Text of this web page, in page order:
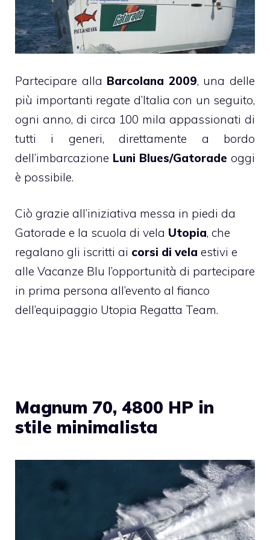
Partecipare alla Barcolana 2009, una delle
più importanti regate d’Italia con un seguito,
ogni anno, di circa 100 mila appassionati di
tutti i generi, direttamente a bordo
dell’imbarcazione Luni Blues/Gatorade oggi
è possibile.
Ciò grazie all’iniziativa messa in piedi da
Gatorade e la scuola di vela Utopia, che
regalano gli iscritti ai corsi di vela estivi e
alle Vacanze Blu l’opportunità di partecipare
in prima persona all’evento al fianco
dell’equipaggio Utopia Regatta Team.
Magnum 70, 4800 HP in
stile minimalista